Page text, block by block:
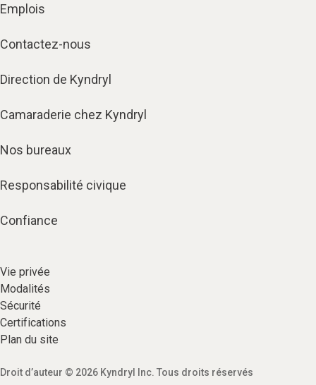
Emplois
Contactez-nous
Direction de Kyndryl
Camaraderie chez Kyndryl
Nos bureaux
Responsabilité civique
Confiance
Vie privée​
Modalités
Sécurité​
Certifications
Plan du site​
Droit d’auteur © 2026 Kyndryl Inc. Tous droits réservés​